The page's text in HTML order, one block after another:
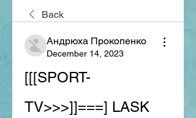
Back
Андрюха Прокопенко
December 14, 2023
[[[SPORT-
TV>>>]]===] LASK